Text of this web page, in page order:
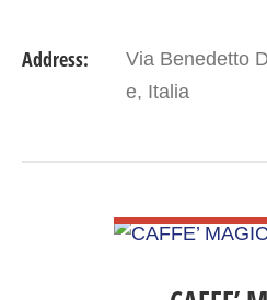
Address:
Via Benedetto
e, Italia